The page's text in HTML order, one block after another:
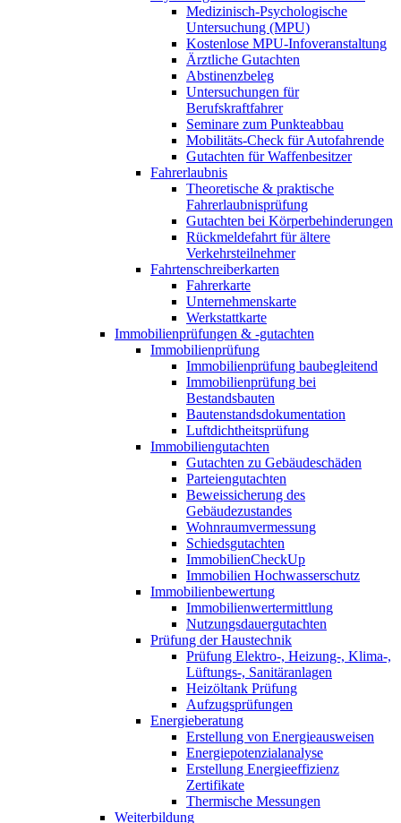
Medizinisch-Psychologische
Untersuchung (MPU)
Kostenlose MPU-Infoveranstaltung
Ärztliche Gutachten
Abstinenzbeleg
Untersuchungen für
Berufskraftfahrer
Seminare zum Punkteabbau
Mobilitäts-Check für Autofahrende
Gutachten für Waffenbesitzer
Fahrerlaubnis
Theoretische & praktische
Fahrerlaubnisprüfung
Gutachten bei Körperbehinderungen
Rückmeldefahrt für ältere
Verkehrsteilnehmer
Fahrtenschreiberkarten
Fahrerkarte
Unternehmenskarte
Werkstattkarte
Immobilienprüfungen & -gutachten
Immobilienprüfung
Immobilienprüfung baubegleitend
Immobilienprüfung bei
Bestandsbauten
Bautenstandsdokumentation
Luftdichtheitsprüfung
Immobiliengutachten
Gutachten zu Gebäudeschäden
Parteiengutachten
Beweissicherung des
Gebäudezustandes
Wohnraumvermessung
Schiedsgutachten
ImmobilienCheckUp
Immobilien Hochwasserschutz
Immobilienbewertung
Immobilienwertermittlung
Nutzungsdauergutachten
Prüfung der Haustechnik
Prüfung Elektro-, Heizung-, Klima-,
Lüftungs-, Sanitäranlagen
Heizöltank Prüfung
Aufzugsprüfungen
Energieberatung
Erstellung von Energieausweisen
Energiepotenzialanalyse
Erstellung Energieeffizienz
Zertifikate
Thermische Messungen
Weiterbildung